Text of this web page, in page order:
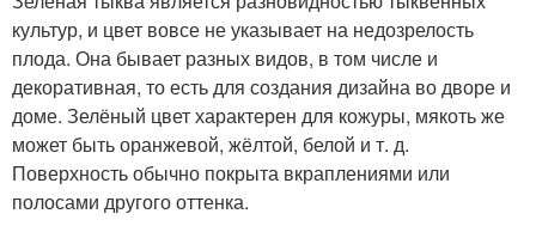
культур, и цвет вовсе не указывает на недозрелость
плода. Она бывает разных видов, в том числе и
декоративная, то есть для создания дизайна во дворе и
доме. Зелёный цвет характерен для кожуры, мякоть же
может быть оранжевой, жёлтой, белой и т. д.
Поверхность обычно покрыта вкраплениями или
полосами другого оттенка.